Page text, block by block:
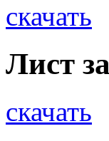
скачать
Лист
скачать